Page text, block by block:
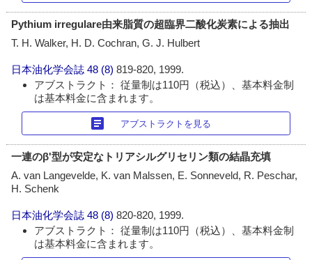
Pythium irregulare由来脂質の超臨界二酸化炭素による抽出
T. H. Walker, H. D. Cochran, G. J. Hulbert
日本油化学会誌 48 (8)819-820, 1999.
アブストラクト： 従量制は110円（税込）、基本料金制
は基本料金に含まれます。
article アブストラクトを見る
一連のβ'型が安定なトリアシルグリセリン類の結晶充填
A. van Langevelde, K. van Malssen, E. Sonneveld, R. Peschar,
H. Schenk
日本油化学会誌 48 (8)820-820, 1999.
アブストラクト： 従量制は110円（税込）、基本料金制
は基本料金に含まれます。